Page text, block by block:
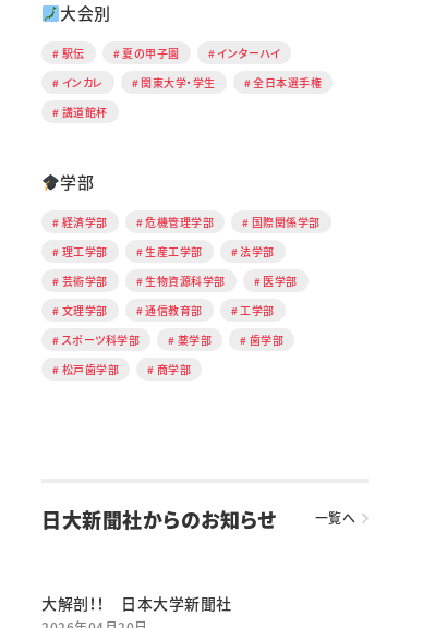
大会別
駅伝 夏の甲子園
インターハイ
インカレ
関東大学・学生
全日本選手権
講道館杯
学部
経済学部 危機管理学部
国際関係学部
理工学部
生産工学部
法学部
芸術学部
生物資源科学部
医学部
文理学部
通信教育部
工学部
スポーツ科学部
薬学部
歯学部
松戸歯学部
商学部
日大新聞社からのお知らせ 一覧へ
大解剖！！ 日本大学新聞社